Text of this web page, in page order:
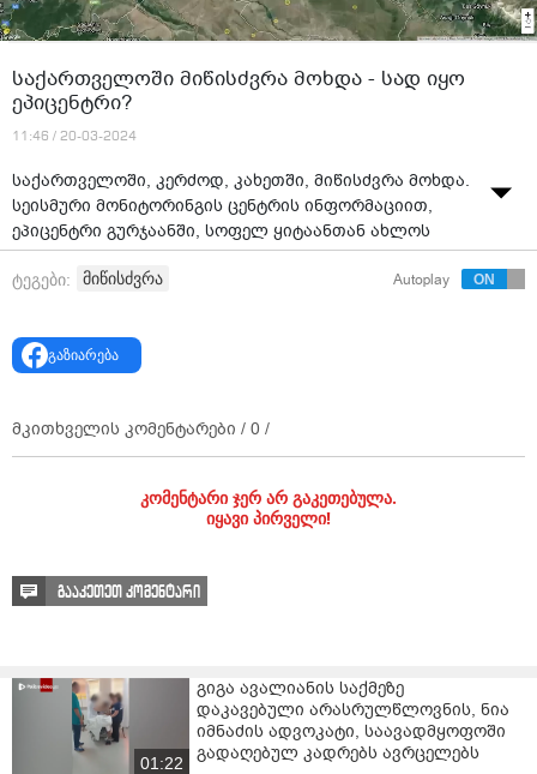
საქართველოში მიწისძვრა მოხდა - სად იყო
ეპიცენტრი?
11:46 / 20-03-2024
საქართველოში, კერძოდ, კახეთში, მიწისძვრა მოხდა.
სეისმური მონიტორინგის ცენტრის ინფორმაციით,
ეპიცენტრი გურჯაანში, სოფელ ყიტაანთან ახლოს
იყოს. მიწისძვრის სიმძლავრემ 3.6 მაგნიტუდა
შეადგინა.
ტეგები: მიწისძვრა Autoplay
გაზიარება
მკითხველის კომენტარები / 0 /
კომენტარი ჯერ არ გაკეთებულა.
იყავი პირველი!
გააკეთეთ კომენტარი
01:22
გიგა ავალიანის საქმეზე
დაკავებული არასრულწლოვნის, ნია
იმნაძის ადვოკატი, საავადმყოფოში
გადაღებულ კადრებს ავრცელებს